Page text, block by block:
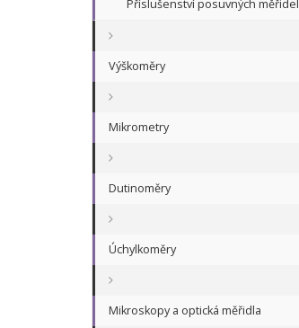
Příslušenství posuvných měřidel
Výškoměry
Mikrometry
Dutinoměry
Úchylkoměry
Mikroskopy a optická měřidla